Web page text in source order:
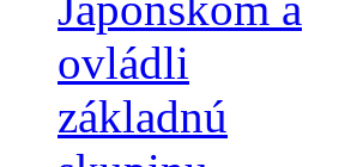
ovládli
základnú